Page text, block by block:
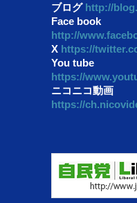
ブログ http://
Face book
http://
X https://
You tube
https://
ニコニコ動画
https://